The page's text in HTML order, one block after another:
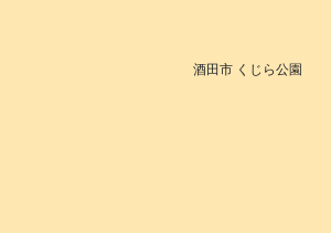
酒田市 くじら公園